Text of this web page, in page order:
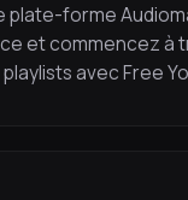
plate-forme
et commencez à
avec Free